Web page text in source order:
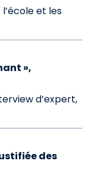
et les
»,
d’expert,
des